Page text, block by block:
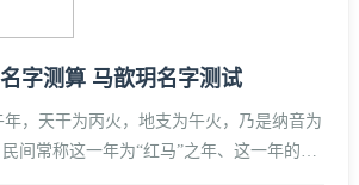
字测算 马歆玥名字测试
年，天干为丙火，地支为午火，乃是纳音为
间常称这一年为“红马”之年、这一年的气